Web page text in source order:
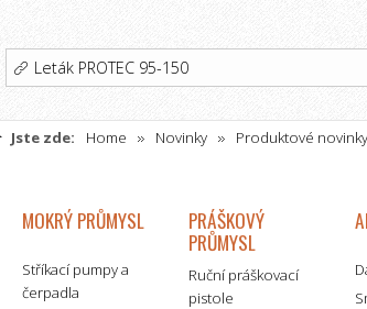
Leták PROTEC 95-150
Jste zde: Home Novinky Produktové novinky
MOKRÝ PRŮMYSL
Stříkací pumpy a
čerpadla
PRÁŠKOVÝ
PRŮMYSL
Ruční práškovací
pistole